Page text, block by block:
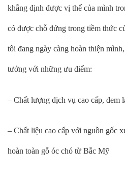
khẳng định được vị thế của mình
có được chỗ đứng trong tiềm thức
tôi đang ngày càng hoàn thiện
tưởng với những ưu điểm:
– Chất lượng dịch vụ cao cấp, đem
– Chất liệu cao cấp với nguồn gốc
hoàn toàn gỗ óc chó từ Bắc Mỹ